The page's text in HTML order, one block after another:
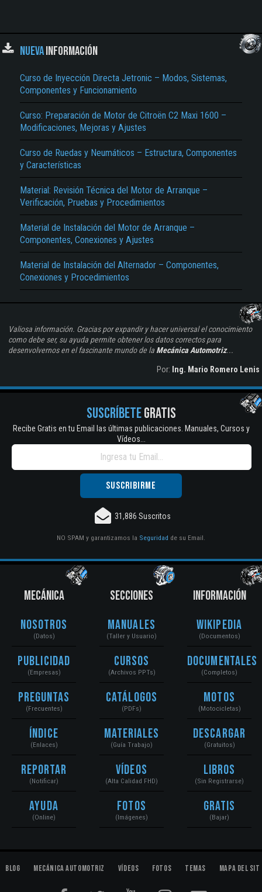
NUEVAINFORMACIÓN
Curso de Inyección Directa Jetronic – Modos, Sistemas,
Componentes y Funcionamiento
Curso: Preparación de Motor de Citroën C2 Maxi 1600 –
Modificaciones, Mejoras y Ajustes
Curso de Ruedas y Neumáticos – Estructura, Componentes
y Características
Material: Revisión Técnica del Motor de Arranque –
Verificación, Pruebas y Procedimientos
Material de Instalación del Motor de Arranque –
Componentes, Conexiones y Ajustes
Material de Instalación del Alternador – Componentes,
Conexiones y Procedimientos
Valiosa información. Gracias por expandir y hacer universal el conocimiento
como debe ser, su ayuda permite obtener los datos correctos para
desenvolvernos en el fascinante mundo de la Mecánica Automotriz...
Por: Ing. Mario Romero Lenis
SUSCRÍBETEGRATIS
Recibe Gratis en tu Email las últimas publicaciones. Manuales, Cursos y
Vídeos...
31,886 Suscritos
NO SPAM y garantizamos la Seguridad de su Email.
MECÁNICA
Nosotros
(Datos)
Publicidad
(Empresas)
Preguntas
(Frecuentes)
Índice
(Enlaces)
Reportar
(Notificar)
Ayuda
(Online)
SECCIONES
Manuales
(Taller y Usuario)
Cursos
(Archivos PPTs)
Catálogos
(PDFs)
Materiales
(Guía Trabajo)
Vídeos
(Alta Calidad FHD)
Fotos
(Imágenes)
INFORMACIÓN
Wikipedia
(Documentos)
Documentales
(Completos)
Motos
(Motocicletas)
Descargar
(Gratuitos)
Libros
(Sin Registrarse)
Gratis
(Bajar)
Blog Mecánica Automotriz Vídeos Fotos Temas Mapa del